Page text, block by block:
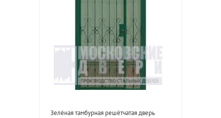
Зелёная тамбурная решётчатая дверь